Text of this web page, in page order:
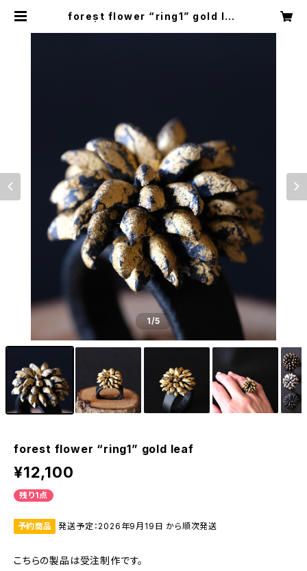
forest flower “ring1” gold lea
1/5
forest flower “ring1” gold leaf
¥12,100
残り1点
予約商品 発送予定：2026年9月19日 から順次発送
こちらの製品は受注制作です。